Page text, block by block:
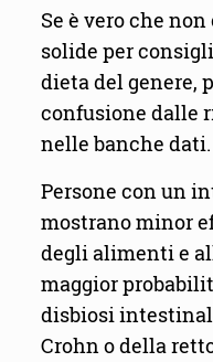
Se è vero che
solide per
dieta del genere,
confusione dalle
nelle banche dati.
Persone con un
mostrano minor
degli alimenti e
maggior
disbiosi
Crohn o della